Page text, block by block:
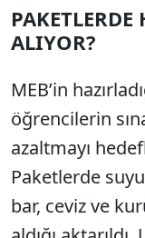
ALIYOR?
MEB’in
öğrencilerin
azaltmayı
Paketlerde
bar, ceviz ve